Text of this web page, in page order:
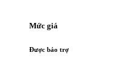
Mức giá
Được bảo trợ